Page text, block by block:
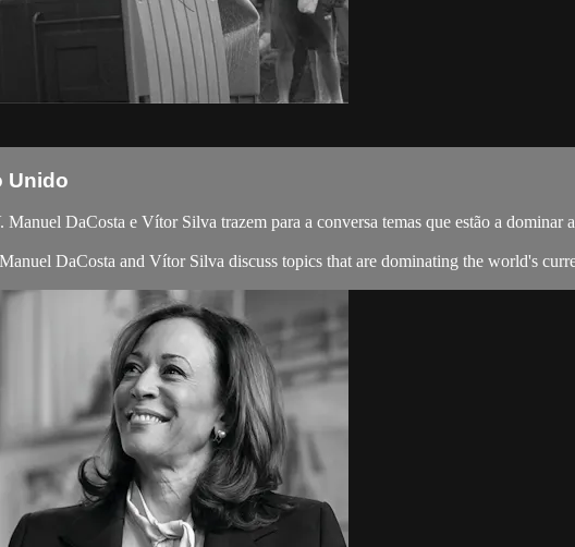
Unido
DaCosta e Vítor Silva trazem para a conversa temas que estão a dominar
DaCosta and Vítor Silva discuss topics that are dominating the world's